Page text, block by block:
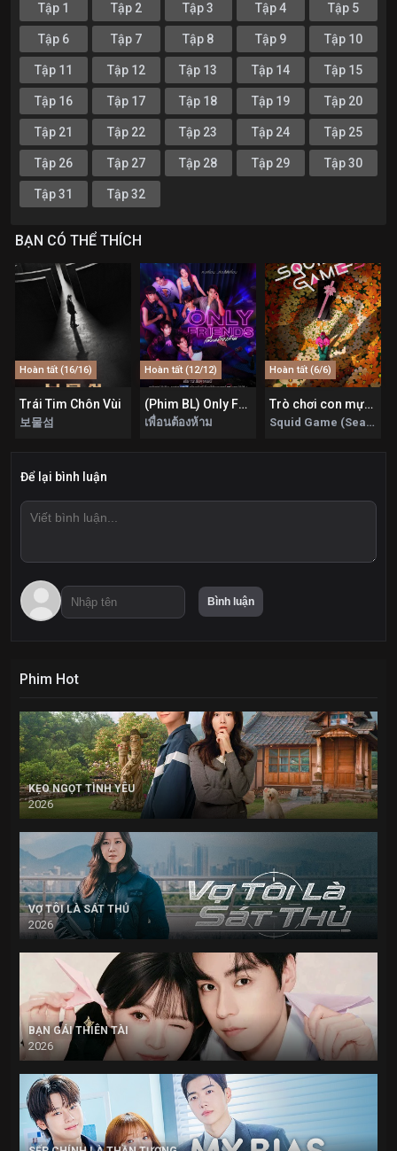
Tập 1 Tập 2 Tập 3 Tập 4 Tập 5
Tập 6 Tập 7 Tập 8 Tập 9 Tập 10
Tập 11 Tập 12 Tập 13 Tập 14 Tập 15
Tập 16 Tập 17 Tập 18 Tập 19 Tập 20
Tập 21 Tập 22 Tập 23 Tập 24 Tập 25
Tập 26 Tập 27 Tập 28 Tập 29 Tập 30
Tập 31 Tập 32
BẠN CÓ THỂ THÍCH
Trái Tim Chôn Vùi
보물섬
Hoàn tất (16/16)
(Phim BL) Only Friends: Dream On
เพื่อนต้องห้าม
Hoàn tất (12/12)
Trò chơi con mực (Phần 3)
Squid Game (Season 3)
Hoàn tất (6/6)
Để lại bình luận
Phim Hot
KẸO NGỌT TÌNH YÊU
2026
VỢ TÔI LÀ SÁT THỦ
2026
BẠN GÁI THIÊN TÀI
2026